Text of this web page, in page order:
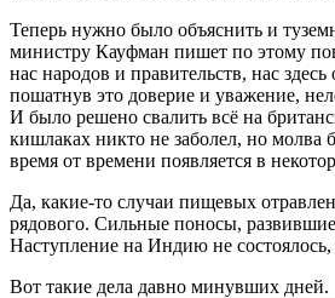
Теперь нужно было объяснить и
министру Кауфман пишет по этому
нас народов и правительств, нас
пошатнув это доверие и уважение,
И было решено свалить всё на
кишлаках никто не заболел, но
время от времени появляется в
Да, какие-то случаи пищевых
рядового. Сильные поносы,
Наступление на Индию не состоялось,
Вот такие дела давно минувших дней.